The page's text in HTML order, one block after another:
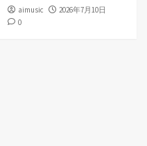
aimusic
2026年7月10日
0